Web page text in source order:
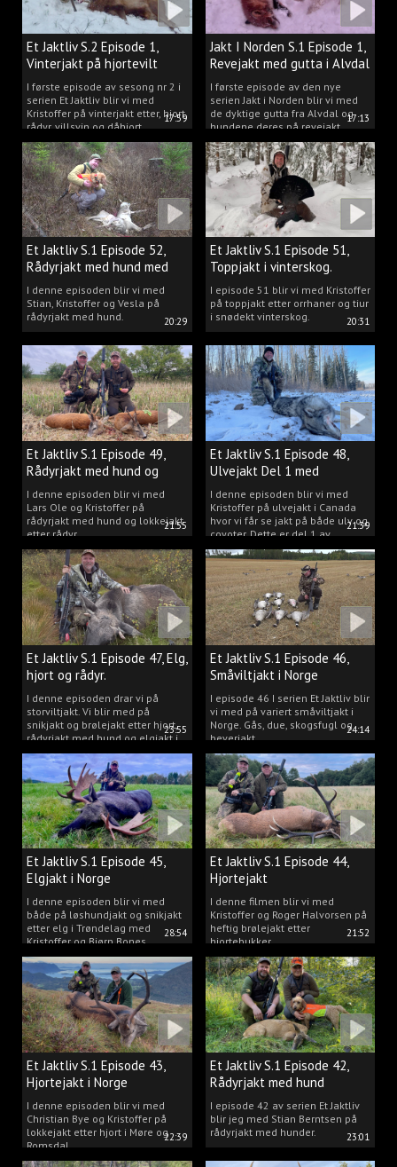
17:59
Et Jaktliv S.2 Episode 1,
Vinterjakt på hjortevilt
I første episode av sesong nr 2 i
serien Et Jaktliv blir vi med
Kristoffer på vinterjakt etter, hjort,
rådyr, villsvin og dåhjort.
17:13
Jakt I Norden S.1 Episode 1,
Revejakt med gutta i Alvdal
I første episode av den nye
serien Jakt i Norden blir vi med
de dyktige gutta fra Alvdal og
hundene deres på revejakt.
20:29
Et Jaktliv S.1 Episode 52,
Rådyrjakt med hund med
Stian, Kristoffer og Vesla
I denne episoden blir vi med
Stian, Kristoffer og Vesla på
rådyrjakt med hund.
20:31
Et Jaktliv S.1 Episode 51,
Toppjakt i vinterskog.
I episode 51 blir vi med Kristoffer
på toppjakt etter orrhaner og tiur
i snødekt vinterskog.
21:55
Et Jaktliv S.1 Episode 49,
Rådyrjakt med hund og
lokkejakt.
I denne episoden blir vi med
Lars Ole og Kristoffer på
rådyrjakt med hund og lokkejakt
etter rådyr.
21:39
Et Jaktliv S.1 Episode 48,
Ulvejakt Del 1 med
Kristoffer Clausen.
I denne episoden blir vi med
Kristoffer på ulvejakt i Canada
hvor vi får se jakt på både ulv og
coyoter. Dette er del 1 av
ulvejakten.
23:55
Et Jaktliv S.1 Episode 47, Elg,
hjort og rådyr.
I denne episoden drar vi på
storviltjakt. Vi blir med på
snikjakt og brølejakt etter hjort,
rådyrjakt med hund og elgjakt i
Trøndelag.
24:14
Et Jaktliv S.1 Episode 46,
Småviltjakt i Norge
I episode 46 I serien Et Jaktliv blir
vi med på variert småviltjakt i
Norge. Gås, due, skogsfugl og
beverjakt.
28:54
Et Jaktliv S.1 Episode 45,
Elgjakt i Norge
I denne episoden blir vi med
både på løshundjakt og snikjakt
etter elg i Trøndelag med
Kristoffer og Bjørn Bones
21:52
Et Jaktliv S.1 Episode 44,
Hjortejakt
I denne filmen blir vi med
Kristoffer og Roger Halvorsen på
heftig brølejakt etter
hjortebukker.
22:39
Et Jaktliv S.1 Episode 43,
Hjortejakt i Norge
I denne episoden blir vi med
Christian Bye og Kristoffer på
lokkejakt etter hjort i Møre og
Romsdal.
23:01
Et Jaktliv S.1 Episode 42,
Rådyrjakt med hund
I episode 42 av serien Et Jaktliv
blir jeg med Stian Berntsen på
rådyrjakt med hunder.